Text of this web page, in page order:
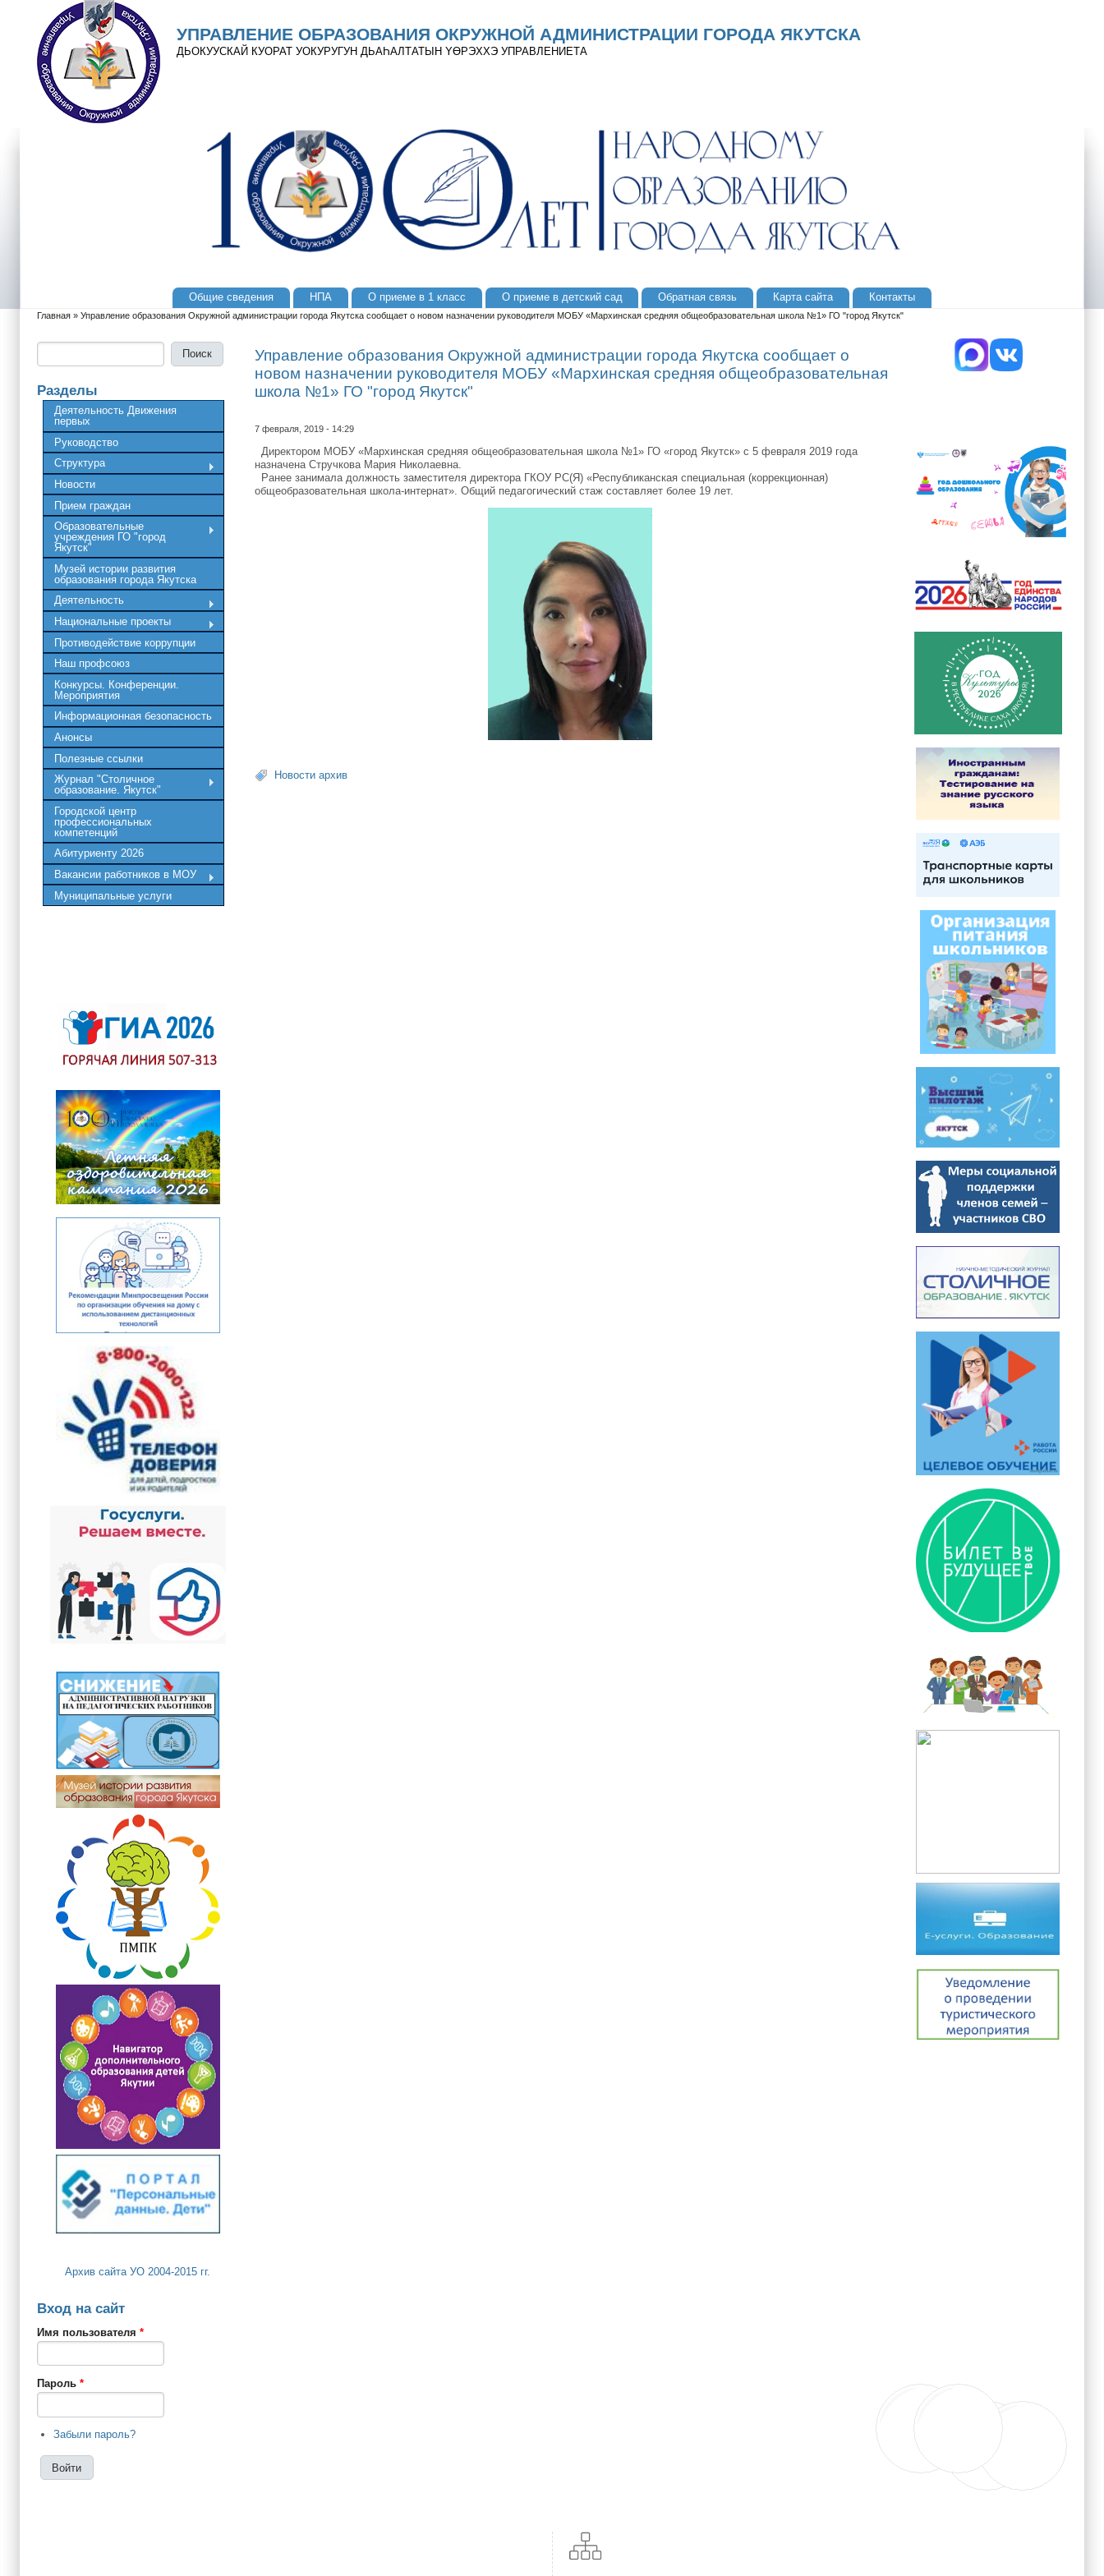
Перейти к основному содержанию
Skip to search
УПРАВЛЕНИЕ ОБРАЗОВАНИЯ ОКРУЖНОЙ АДМИНИСТРАЦИИ ГОРОДА ЯКУТСКА
ДЬОКУУСКАЙ КУОРАТ УОКУРУГУН ДЬАҺАЛТАТЫН YӨРЭХХЭ УПРАВЛЕНИЕТА
Общие сведения НПА О приеме в 1 класс О приеме в детский сад Обратная связь Карта сайта Контакты
Вы здесь
Главная » Управление образования Окружной администрации города Якутска сообщает о новом назначении руководителя МОБУ «Мархинская средняя общеобразовательная школа №1» ГО "город Якутск"
Разделы
Деятельность Движения
первых
Руководство
Структура
Новости
Прием граждан
Образовательные
учреждения ГО "город
Якутск"
Музей истории развития
образования города Якутска
Деятельность
Национальные проекты
Противодействие коррупции
Наш профсоюз
Конкурсы. Конференции.
Мероприятия
Информационная безопасность
Анонсы
Полезные ссылки
Журнал "Столичное
образование. Якутск"
Городской центр
профессиональных
компетенций
Абитуриенту 2026
Вакансии работников в МОУ
Муниципальные услуги
Архив сайта УО 2004-2015 гг.
Вход на сайт
Имя пользователя *
Пароль *
Забыли пароль?
Управление образования Окружной администрации города Якутска сообщает о
новом назначении руководителя МОБУ «Мархинская средняя общеобразовательная
школа №1» ГО "город Якутск"
7 февраля, 2019 - 14:29
Директором МОБУ «Мархинская средняя общеобразовательная школа №1» ГО «город Якутск» с 5 февраля 2019 года
назначена Стручкова Мария Николаевна.
Ранее занимала должность заместителя директора ГКОУ РС(Я) «Республиканская специальная (коррекционная)
общеобразовательная школа-интернат». Общий педагогический стаж составляет более 19 лет.
Новости архив